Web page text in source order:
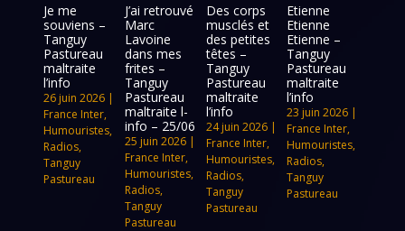
Je me
souviens –
Tanguy
Pastureau
maltraite
l’info
26 juin 2026 |
France Inter,
Humouristes,
Radios,
Tanguy
Pastureau
J’ai retrouvé
Marc
Lavoine
dans mes
frites –
Tanguy
Pastureau
maltraite l-
info – 25/06
25 juin 2026|
France Inter,
Humouristes,
Radios,
Tanguy
Pastureau
Des corps
musclés et
des petites
têtes –
Tanguy
Pastureau
maltraite
l’info
24 juin 2026|
France Inter,
Humouristes,
Radios,
Tanguy
Pastureau
Etienne
Etienne
Etienne –
Tanguy
Pastureau
maltraite
l’info
23 juin 2026 |
France Inter,
Humouristes,
Radios,
Tanguy
Pastureau